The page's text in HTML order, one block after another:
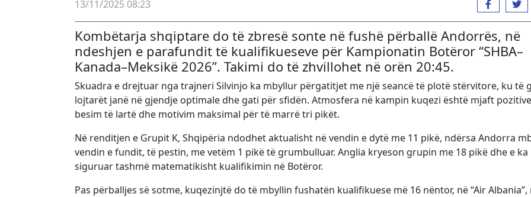
13/11/2025 08:23
Kombëtarja shqiptare do të zbresë sonte në fushë përballë Andorrës, në
ndeshjen e parafundit të kualifikueseve për Kampionatin Botëror “SHBA–
Kanada–Meksikë 2026”. Takimi do të zhvillohet në orën 20:45.
Skuadra e drejtuar nga trajneri Silvinjo ka mbyllur përgatitjet me një seancë të plotë stërvitore, ku të
lojtarët janë në gjendje optimale dhe gati për sfidën. Atmosfera në kampin kuqezi është mjaft
besim të lartë dhe motivim maksimal për të marrë tri pikët.
Në renditjen e Grupit K, Shqipëria ndodhet aktualisht në vendin e dytë me 11 pikë, ndërsa Andorra
vendin e fundit, të pestin, me vetëm 1 pikë të grumbulluar. Anglia kryeson grupin me 18 pikë dhe e ka
siguruar tashmë matematikisht kualifikimin në Botëror.
Pas përballjes së sotme, kuqezinjtë do të mbyllin fushatën kualifikuese më 16 nëntor, në “Air Albania”,